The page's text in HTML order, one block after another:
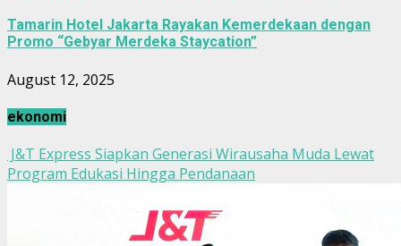
Tamarin Hotel Jakarta Rayakan Kemerdekaan dengan
Promo “Gebyar Merdeka Staycation”
August 12, 2025
ekonomi
J&T Express Siapkan Generasi Wirausaha Muda Lewat
Program Edukasi Hingga Pendanaan